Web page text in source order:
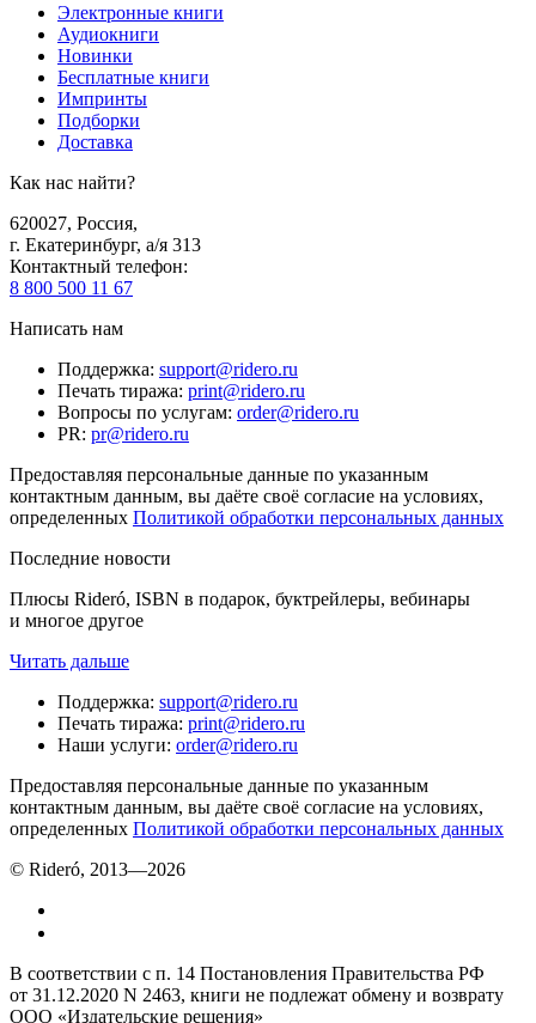
Электронные книги
Аудиокниги
Новинки
Бесплатные книги
Импринты
Подборки
Доставка
Как нас найти?
620027, Россия,
г. Екатеринбург, а/я 313
Контактный телефон:
8 800 500 11 67
Написать нам
Поддержка: support@ridero.ru
Печать тиража: print@ridero.ru
Вопросы по услугам: order@ridero.ru
PR: pr@ridero.ru
Предоставляя персональные данные по указанным
контактным данным, вы даёте своё согласие на условиях,
определенных Политикой обработки персональных данных
Последние новости
Плюсы Rideró, ISBN в подарок, буктрейлеры, вебинары
и многое другое
Читать дальше
Поддержка: support@ridero.ru
Печать тиража: print@ridero.ru
Наши услуги: order@ridero.ru
Предоставляя персональные данные по указанным
контактным данным, вы даёте своё согласие на условиях,
определенных Политикой обработки персональных данных
© Rideró, 2013—2026
В соответствии с п. 14 Постановления Правительства РФ
от 31.12.2020 N 2463, книги не подлежат обмену и возврату
ООО «Издательские решения»